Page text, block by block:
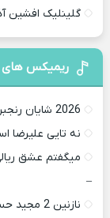
گلینلیک افشین
ریمیکس های
2026 شایان رنجبر
نه تایی علیرضا
میگفتم عشق
–
نازنین 2 مجید حسینی